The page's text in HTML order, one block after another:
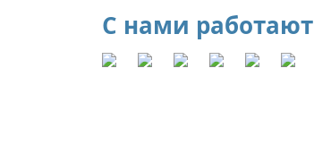
С нами работают